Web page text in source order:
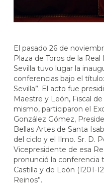
El pasado 26 de
Plaza de Toros de la
Sevilla tuvo lugar la
conferencias bajo el
Sevilla”. El acto fue
Maestre y León, Fiscal
mismo, participaron el
González Gómez,
Bellas Artes de Santa
del ciclo y el Ilmo. Sr. D.
Vicepresidente de esa
pronunció la conferencia
Castilla y de León (1201-
Reinos”.